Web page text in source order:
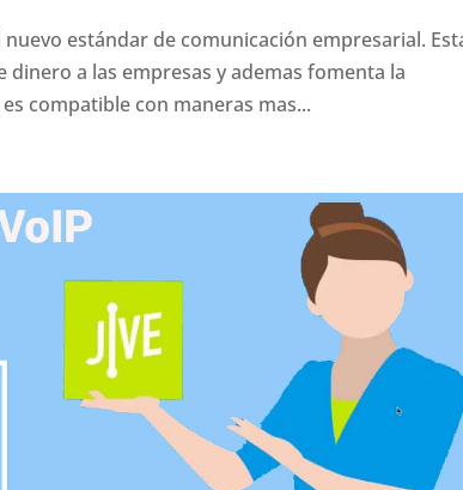
estándar de comunicación empresarial.
a las empresas y ademas fomenta la
compatible con maneras mas...